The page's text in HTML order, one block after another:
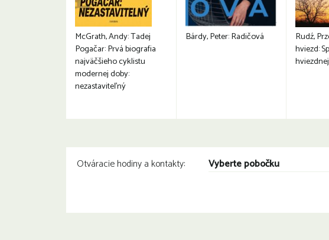
McGrath, Andy: Tadej
Pogačar: Prvá biografia
najväčšieho cyklistu
modernej doby:
nezastaviteľný
Bárdy, Peter: Radičová
Rudź,
hviezd:
Otváracie hodiny a kontakty: Vyberte pobočku